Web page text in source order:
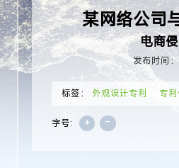
某网络公司
电商
发布时间
标签： 外观设计专利 专
字号: + -